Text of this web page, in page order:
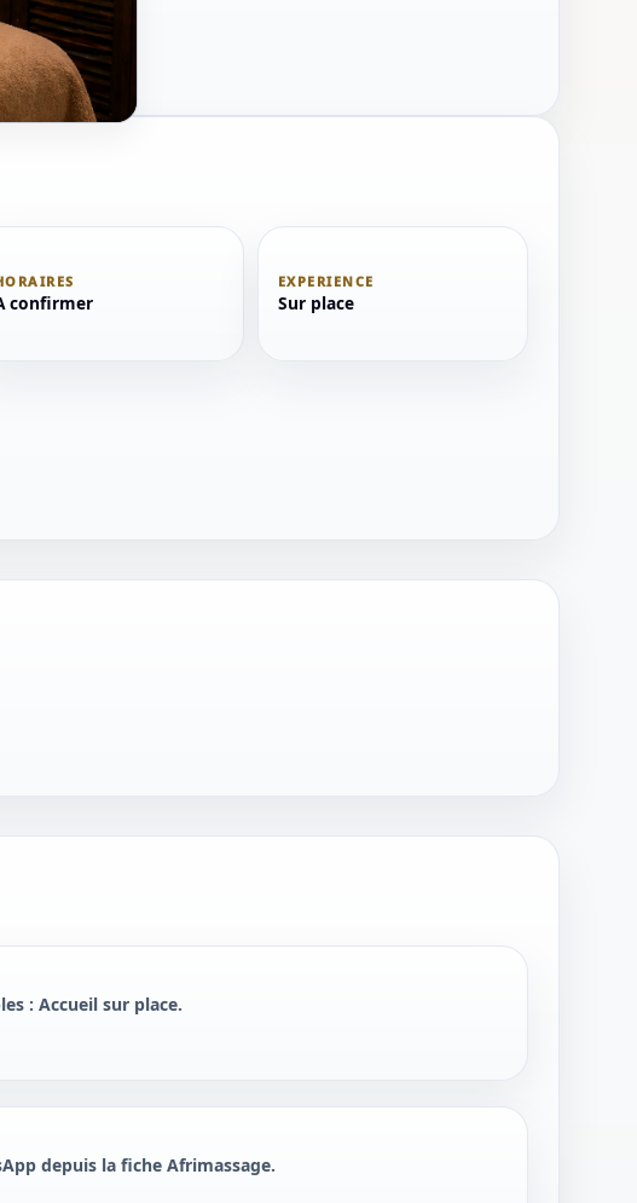
confirmer
EXPERIENCE
Sur place
: Accueil sur place.
depuis la fiche Afrimassage.